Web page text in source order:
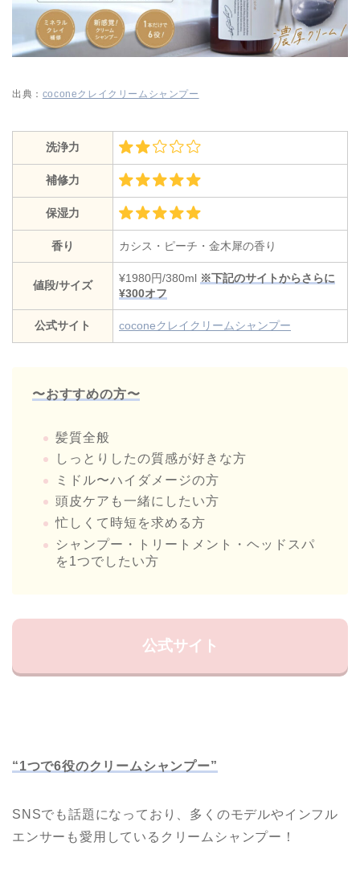
出典： coconeクレイクリームシャンプー
洗浄力
補修力
保湿力
香り カシス・ピーチ・金木犀の香り
値段/サイズ
¥1980円/380ml ※下記のサイトからさらに
¥300オフ
公式サイト coconeクレイクリームシャンプー
〜おすすめの方〜
髪質全般
しっとりしたの質感が好きな方
ミドル〜ハイダメージの方
頭皮ケアも一緒にしたい方
忙しくて時短を求める方
シャンプー・トリートメント・ヘッドスパ
を1つでしたい方
公式サイト
“1つで6役のクリームシャンプー”
SNSでも話題になっており、多くのモデルやインフル
エンサーも愛用しているクリームシャンプー！